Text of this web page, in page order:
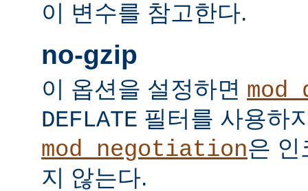
이 변수를 참고한다.
no-gzip
이 옵션을 설정하면
DEFLATE 필터를 사용하
mod_negotiation은 인
지 않는다.